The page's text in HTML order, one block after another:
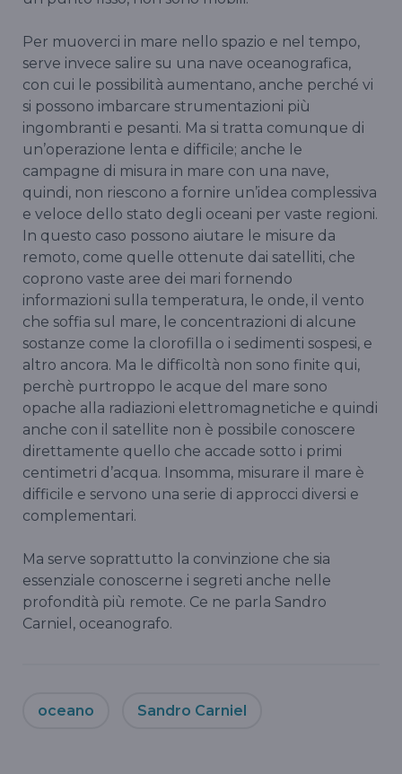
Per muoverci in mare nello spazio e nel tempo,
serve invece salire su una nave oceanografica,
con cui le possibilità aumentano, anche perché vi
si possono imbarcare strumentazioni più
ingombranti e pesanti. Ma si tratta comunque di
un’operazione lenta e difficile; anche le
campagne di misura in mare con una nave,
quindi, non riescono a fornire un’idea complessiva
e veloce dello stato degli oceani per vaste regioni.
In questo caso possono aiutare le misure da
remoto, come quelle ottenute dai satelliti, che
coprono vaste aree dei mari fornendo
informazioni sulla temperatura, le onde, il vento
che soffia sul mare, le concentrazioni di alcune
sostanze come la clorofilla o i sedimenti sospesi, e
altro ancora. Ma le difficoltà non sono finite qui,
perchè purtroppo le acque del mare sono
opache alla radiazioni elettromagnetiche e quindi
anche con il satellite non è possibile conoscere
direttamente quello che accade sotto i primi
centimetri d’acqua. Insomma, misurare il mare è
difficile e servono una serie di approcci diversi e
complementari.
Ma serve soprattutto la convinzione che sia
essenziale conoscerne i segreti anche nelle
profondità più remote. Ce ne parla Sandro
Carniel, oceanografo.
oceano Sandro Carniel